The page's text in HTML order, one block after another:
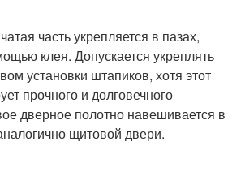
часть укрепляется в пазах,
клея. Допускается укреплять
установки штапиков, хотя этот
прочного и долговечного
дверное полотно навешивается в
щитовой двери.